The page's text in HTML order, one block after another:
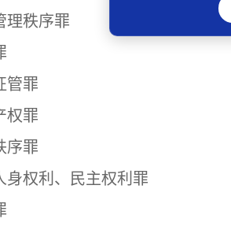
秩序罪
罪
罪
罪
权利、民主权利罪